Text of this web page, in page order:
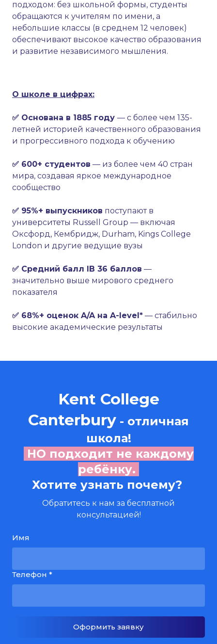
подходом: без школьной формы, студенты
обращаются к учителям по имени, а
небольшие классы (в среднем 12 человек)
обеспечивают высокое качество образования
и развитие независимого мышления.
О школе в цифрах:
✅ Основана в 1885 году — с более чем 135-
летней историей качественного образования
и прогрессивного подхода к обучению
✅ 600+ студентов — из более чем 40 стран
мира, создавая яркое международное
сообщество
✅ 95%+ выпускников поступают в
университеты Russell Group — включая
Оксфорд, Кембридж, Durham, Kings College
London и другие ведущие вузы
✅ Средний балл IB 36 баллов —
значительно выше мирового среднего
показателя
✅ 68%+ оценок A/A на A-level* — стабильно
высокие академические результаты
Kent College
Canterbury - отличная
школа!
НО подходит не каждому
ребёнку.
Хотите узнать почему?
Обратитесь к нам за бесплатной
консультацией!
Имя
Телефон *
Оформить заявку